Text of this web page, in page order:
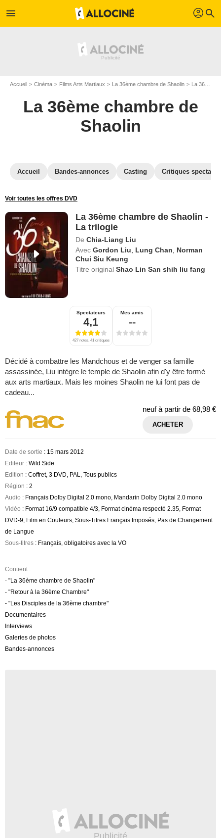
menu profil search
Accueil Cinéma Films Arts Martiaux La 36ème chambre de Shaolin La 36ème chambre de Shaolin en DVD
La 36ème chambre de
Shaolin
Accueil Bandes-annonces Casting Critiques
Voir toutes les offres DVD
La 36ème chambre de Shaolin -
La trilogie
De Chia-Liang Liu
Avec Gordon Liu Lung Chan
Norman
Chui Siu Keung
Titre originalShao Lin San shih liu fang
Spectateurs
4,1
427 notes, 41 critiques
Mes amis
--
Décidé à combattre les Mandchous et de venger sa famille
assassinée, Liu intègre le temple de Shaolin afin d'y être formé
aux arts martiaux. Mais les moines Shaolin ne lui font pas de
cadeau...
neuf à partir de 68,98 €
ACHETER
Date de sortie : 15 mars 2012
Editeur : Wild Side
Edition : Coffret, 3 DVD, PAL, Tous publics
Région : 2
Audio : Français Dolby Digital 2.0 mono, Mandarin Dolby Digital 2.0 mono
Vidéo : Format 16/9 compatible 4/3, Format cinéma respecté 2.35, Format
DVD-9, Film en Couleurs, Sous-Titres Français Imposés, Pas de Changement
de Langue
Sous-titres : Français, obligatoires avec la VO
Contient :
- "La 36ème chambre de Shaolin"
- "Retour à la 36ème Chambre"
- "Les Disciples de la 36ème chambre"
Documentaires
Interviews
Galeries de photos
Bandes-annonces